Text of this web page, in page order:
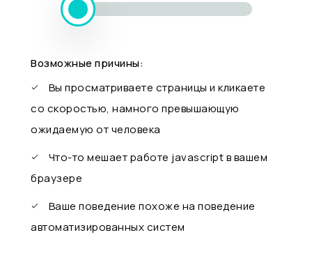
Возможные причины:
Вы просматриваете страницы и кликаете
со скоростью, намного превышающую
ожидаемую от человека
Что-то мешает работе javascript в вашем
браузере
Ваше поведение похоже на поведение
автоматизированных систем